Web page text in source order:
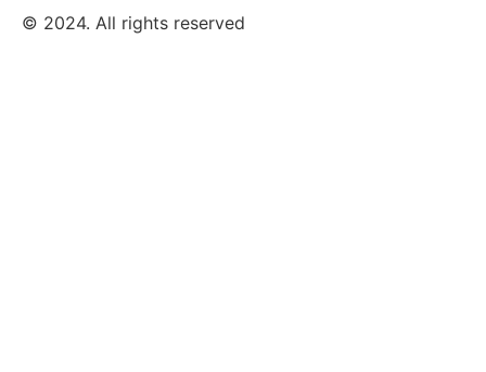
© 2024. All rights reserved